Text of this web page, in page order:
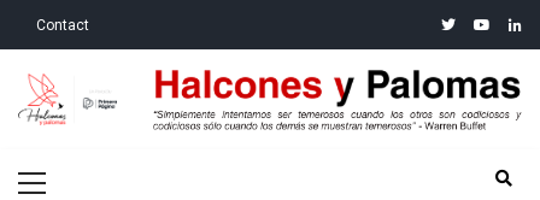
Contact twitteryoutube
Halcones y Palomas
Menu